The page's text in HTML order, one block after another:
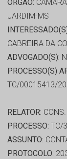
ORGÃO:
JARDIM-MS
CABREIRA DA
ADVOGADO(S):
PROCESSO(S)
TC/00015413/
RELATOR:
PROCESSO: TC/
ASSUNTO:
PROTOCOLO: